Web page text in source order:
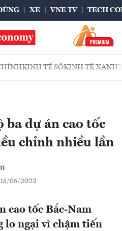
XE VNE TV TECH
KINH TẾ SỐKINH TẾ XANH
ba dự án cao tốc
chỉnh nhiều lần
05/2023
cao tốc Bắc-Nam
lo ngại vì chậm tiến